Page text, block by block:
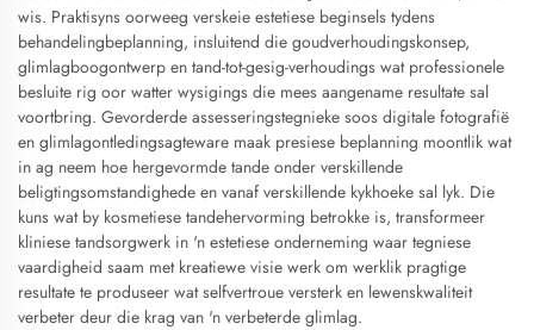
wis. Praktisyns oorweeg verskeie estetiese beginsels tydens
behandelingbeplanning, insluitend die goudverhoudingskonsep,
glimlagboogontwerp en tand-tot-gesig-verhoudings wat professionele
besluite rig oor watter wysigings die mees aangename resultate sal
voortbring. Gevorderde assesseringstegnieke soos digitale fotografië
en glimlagontledingsagteware maak presiese beplanning moontlik wat
in ag neem hoe hergevormde tande onder verskillende
beligtingsomstandighede en vanaf verskillende kykhoeke sal lyk. Die
kuns wat by kosmetiese tandehervorming betrokke is, transformeer
kliniese tandsorgwerk in 'n estetiese onderneming waar tegniese
vaardigheid saam met kreatiewe visie werk om werklik pragtige
resultate te produseer wat selfvertroue versterk en lewenskwaliteit
verbeter deur die krag van 'n verbeterde glimlag.